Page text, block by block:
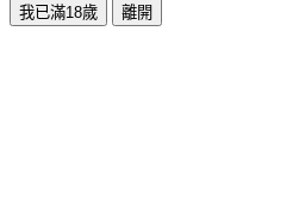
我已滿18歲 離開